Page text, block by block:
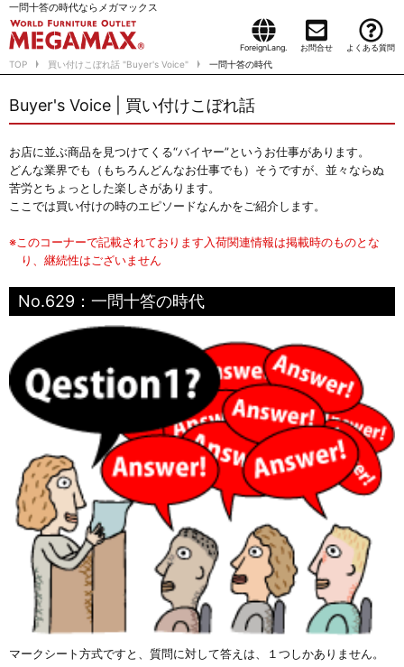
一問十答の時代ならメガマックス
ForeignLang. お問合せ よくある質問
TOP 買い付けこぼれ話 "Buyer's Voice" 一問十答の時代
Buyer's Voice | 買い付けこぼれ話
お店に並ぶ商品を見つけてくる“バイヤー”というお仕事があります。
どんな業界でも（もちろんどんなお仕事でも）そうですが、並々ならぬ
苦労とちょっとした楽しさがあります。
ここでは買い付けの時のエピソードなんかをご紹介します。
※このコーナーで記載されております入荷関連情報は掲載時のものとな
り、継続性はございません
No.629：一問十答の時代
マークシート方式ですと、質問に対して答えは、１つしかありません。